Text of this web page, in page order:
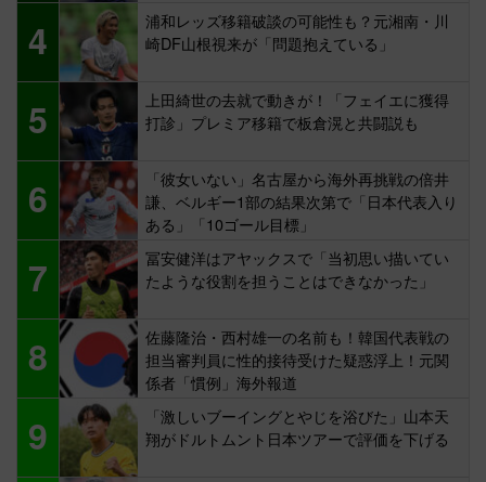
4
浦和レッズ移籍破談の可能性も？元湘南・川
崎DF山根視来が「問題抱えている」
5
上田綺世の去就で動きが！「フェイエに獲得
打診」プレミア移籍で板倉滉と共闘説も
6
「彼女いない」名古屋から海外再挑戦の倍井
謙、ベルギー1部の結果次第で「日本代表入り
ある」「10ゴール目標」
7
冨安健洋はアヤックスで「当初思い描いてい
たような役割を担うことはできなかった」
8
佐藤隆治・西村雄一の名前も！韓国代表戦の
担当審判員に性的接待受けた疑惑浮上！元関
係者「慣例」海外報道
9
「激しいブーイングとやじを浴びた」山本天
翔がドルトムント日本ツアーで評価を下げる